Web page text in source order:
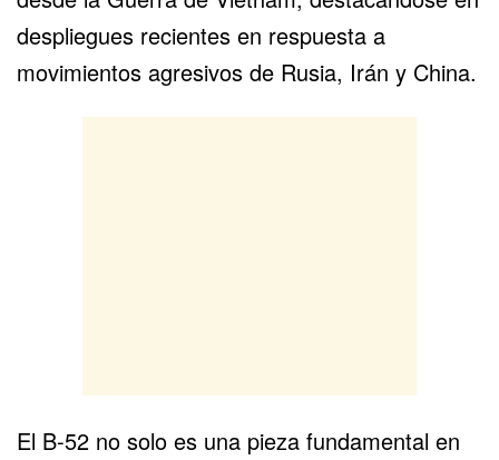
despliegues recientes en respuesta a
movimientos agresivos de Rusia, Irán y China.
El B-52 no solo es una pieza fundamental en